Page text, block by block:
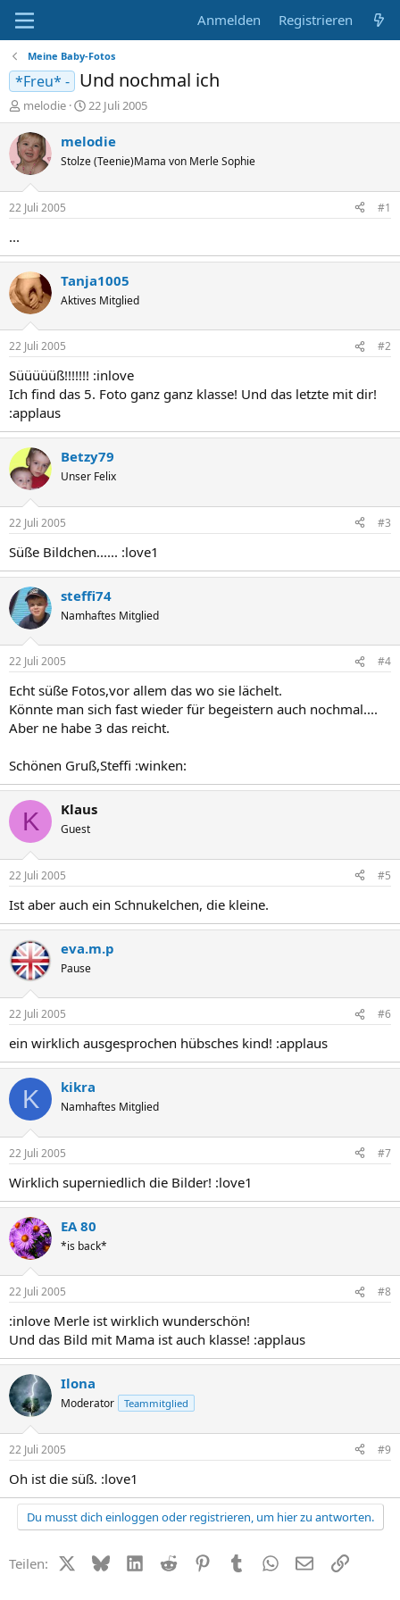
Anmelden Registrieren
Meine Baby-Fotos
*Freu* - Und nochmal ich
E
r
s
t
e
e
melodie
E
r
s
e
t
22 Juli 2005
melodie
Stolze (Teenie)Mama von Merle Sophie
22 Juli 2005 #1
...
Tanja1005
Aktives Mitglied
22 Juli 2005 #2
Süüüüüß!!!!!!! :inlove
Ich find das 5. Foto ganz ganz klasse! Und das letzte mit dir!
:applaus
Betzy79
Unser Felix
22 Juli 2005 #3
Süße Bildchen...... :love1
steffi74
Namhaftes Mitglied
22 Juli 2005 #4
Echt süße Fotos,vor allem das wo sie lächelt.
Könnte man sich fast wieder für begeistern auch nochmal....
Aber ne habe 3 das reicht.
Schönen Gruß,Steffi :winken:
K Klaus
Guest
22 Juli 2005 #5
Ist aber auch ein Schnukelchen, die kleine.
eva.m.p
Pause
22 Juli 2005 #6
ein wirklich ausgesprochen hübsches kind! :applaus
K kikra
Namhaftes Mitglied
22 Juli 2005 #7
Wirklich superniedlich die Bilder! :love1
EA 80
*is back*
22 Juli 2005 #8
:inlove Merle ist wirklich wunderschön!
Und das Bild mit Mama ist auch klasse! :applaus
Ilona
Moderator Teammitglied
22 Juli 2005 #9
Oh ist die süß. :love1
Du musst dich einloggen oder registrieren, um hier zu antworten.
Teilen: X (Twitter)
BlueskyLinkedIn
Reddit PinterestTumblr WhatsApp
E-MailLink